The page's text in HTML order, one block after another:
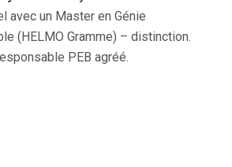
avec un Master en Génie
(HELMO Gramme) – distinction.
PEB agréé.